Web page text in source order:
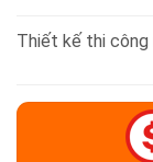
5
Thiết kế thi công